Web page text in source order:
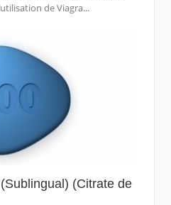
de Viagra...
(Citrate de